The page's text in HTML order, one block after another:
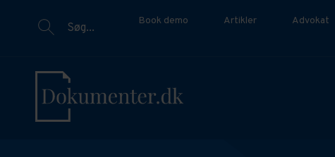
Søg...
Book demo Artikler Advokat